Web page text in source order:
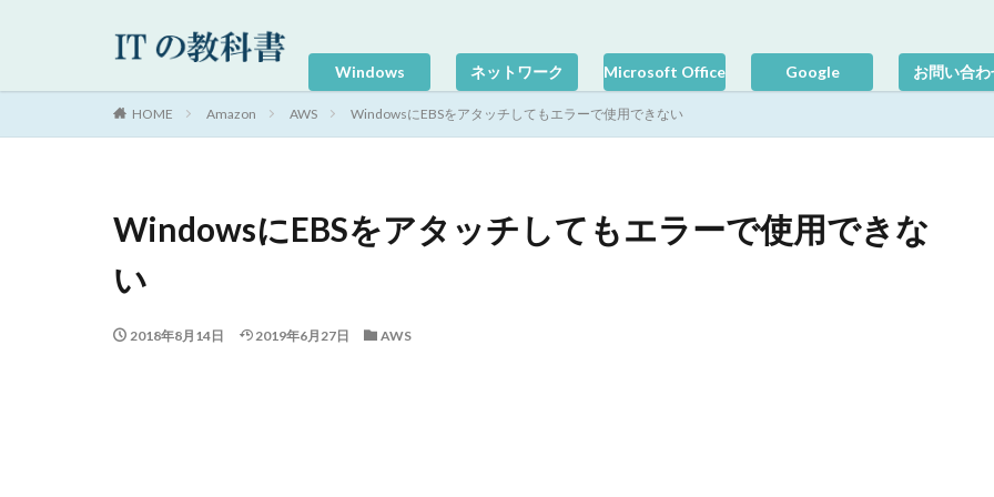
Windows ネットワーク Microsoft Office Google お問い合
HOME Amazon AWS WindowsにEBSをアタッチしてもエラーで使用できない
WindowsにEBSをアタッチしてもエラーで使用できな
い
2018年8月14日 2019年6月27日 AWS